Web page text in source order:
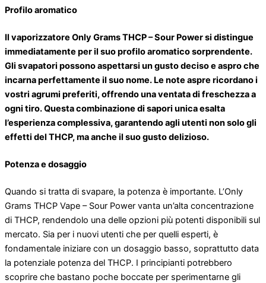
Profilo aromatico
Il vaporizzatore Only Grams THCP – Sour Power si distingue
immediatamente per il suo profilo aromatico sorprendente.
Gli svapatori possono aspettarsi un gusto deciso e aspro che
incarna perfettamente il suo nome. Le note aspre ricordano i
vostri agrumi preferiti, offrendo una ventata di freschezza a
ogni tiro. Questa combinazione di sapori unica esalta
l’esperienza complessiva, garantendo agli utenti non solo gli
effetti del THCP, ma anche il suo gusto delizioso.
Potenza e dosaggio
Quando si tratta di svapare, la potenza è importante. L’Only
Grams THCP Vape – Sour Power vanta un’alta concentrazione
di THCP, rendendolo una delle opzioni più potenti disponibili sul
mercato. Sia per i nuovi utenti che per quelli esperti, è
fondamentale iniziare con un dosaggio basso, soprattutto data
la potenziale potenza del THCP. I principianti potrebbero
scoprire che bastano poche boccate per sperimentarne gli